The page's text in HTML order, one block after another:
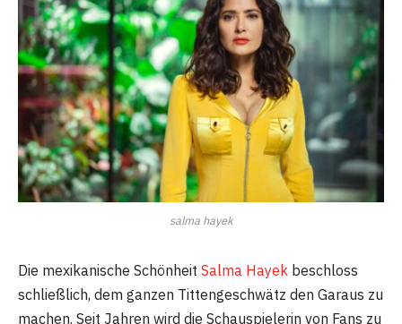
salma hayek
Die mexikanische Schönheit Salma Hayek beschloss
schließlich, dem ganzen Tittengeschwätz den Garaus zu
machen. Seit Jahren wird die Schauspielerin von Fans zu